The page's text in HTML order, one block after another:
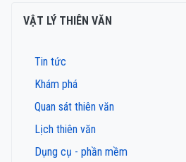
VẬT LÝ THIÊN VĂN
Tin tức
Khám phá
Quan sát thiên văn
Lịch thiên văn
Dụng cụ - phần mềm